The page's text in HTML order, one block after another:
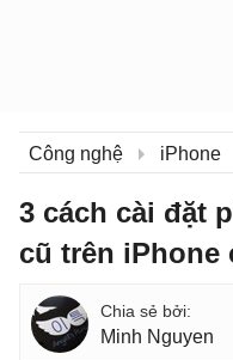
Công nghệ iPhone
3 cách cài đặt
cũ trên iPhone
Minh Nguyen